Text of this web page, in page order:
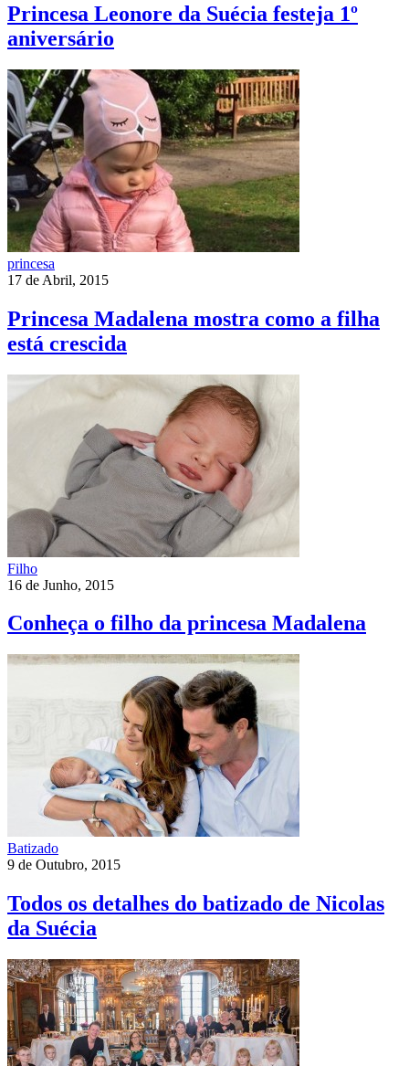
Princesa Leonore da Suécia festeja 1º
aniversário
princesa
17 de Abril, 2015
Princesa Madalena mostra como a filha
está crescida
Filho
16 de Junho, 2015
Conheça o filho da princesa Madalena
Batizado
9 de Outubro, 2015
Todos os detalhes do batizado de Nicolas
da Suécia